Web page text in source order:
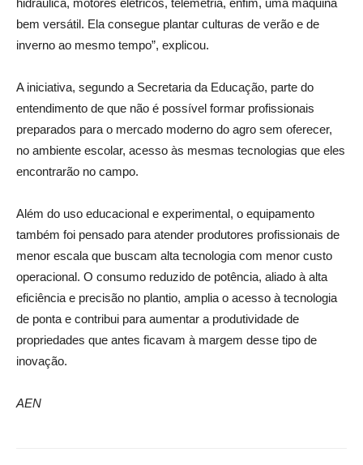
hidráulica, motores elétricos, telemetria, enfim, uma máquina
bem versátil. Ela consegue plantar culturas de verão e de
inverno ao mesmo tempo”, explicou.
A iniciativa, segundo a Secretaria da Educação, parte do
entendimento de que não é possível formar profissionais
preparados para o mercado moderno do agro sem oferecer,
no ambiente escolar, acesso às mesmas tecnologias que eles
encontrarão no campo.
Além do uso educacional e experimental, o equipamento
também foi pensado para atender produtores profissionais de
menor escala que buscam alta tecnologia com menor custo
operacional. O consumo reduzido de potência, aliado à alta
eficiência e precisão no plantio, amplia o acesso à tecnologia
de ponta e contribui para aumentar a produtividade de
propriedades que antes ficavam à margem desse tipo de
inovação.
AEN